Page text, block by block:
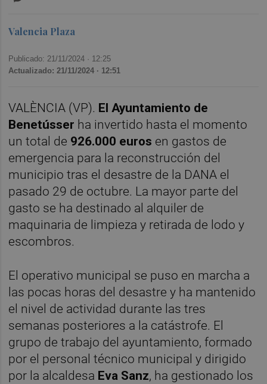
Valencia Plaza
Publicado: 21/11/2024 · 12:25
Actualizado: 21/11/2024 · 12:51
VALÈNCIA (VP). El Ayuntamiento de
Benetússer ha invertido hasta el momento
un total de 926.000 euros en gastos de
emergencia para la reconstrucción del
municipio tras el desastre de la DANA el
pasado 29 de octubre. La mayor parte del
gasto se ha destinado al alquiler de
maquinaria de limpieza y retirada de lodo y
escombros.
El operativo municipal se puso en marcha a
las pocas horas del desastre y ha mantenido
el nivel de actividad durante las tres
semanas posteriores a la catástrofe. El
grupo de trabajo del ayuntamiento, formado
por el personal técnico municipal y dirigido
por la alcaldesa Eva Sanz, ha gestionado los